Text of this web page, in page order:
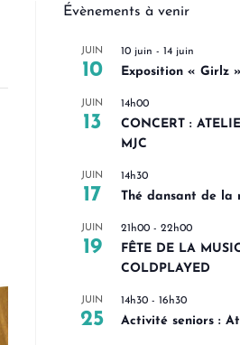
Évènements à venir
JUIN
10
10 juin - 14 juin
Exposition « Girlz
JUIN
13
14h00
CONCERT :
MJC
JUIN
17
14h30
Thé dansant de la
JUIN
19
21h00 - 22h00
FÊTE DE LA
COLDPLAYED
JUIN
25
14h30 - 16h30
Activité seniors :